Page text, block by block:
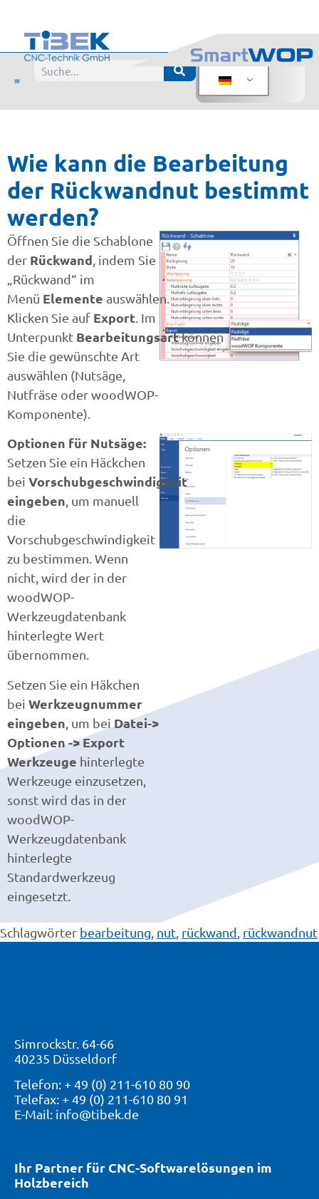
Wie kann die Bearbeitung
der Rückwandnut bestimmt
werden?
Öffnen Sie die Schablone
der Rückwand , indem Sie
„Rückwand“ im
Menü Elemente auswählen.
Klicken Sie auf Export . Im
Unterpunkt Bearbeitungsartkönnen
Sie die gewünschte Art
auswählen (Nutsäge,
Nutfräse oder woodWOP-
Komponente).
Optionen für Nutsäge:
Setzen Sie ein Häckchen
bei Vorschubgeschwindigkeit
eingeben, um manuell
die
Vorschubgeschwindigkeit
zu bestimmen. Wenn
nicht, wird der in der
woodWOP-
Werkzeugdatenbank
hinterlegte Wert
übernommen.
Setzen Sie ein Häkchen
bei Werkzeugnummer
eingeben , um bei Datei->
Optionen -> Export
Werkzeuge hinterlegte
Werkzeuge einzusetzen,
sonst wird das in der
woodWOP-
Werkzeugdatenbank
hinterlegte
Standardwerkzeug
eingesetzt.
Schlagwörter bearbeitung nut rückwand rückwandnut
Ihr Partner für CNC-Softwarelösungen im
Holzbereich
Simrockstr. 64-66
40235 Düsseldorf
Telefon: + 49 (0) 211-610 80 90
Telefax: + 49 (0) 211-610 80 91
E-Mail: info@tibek.de